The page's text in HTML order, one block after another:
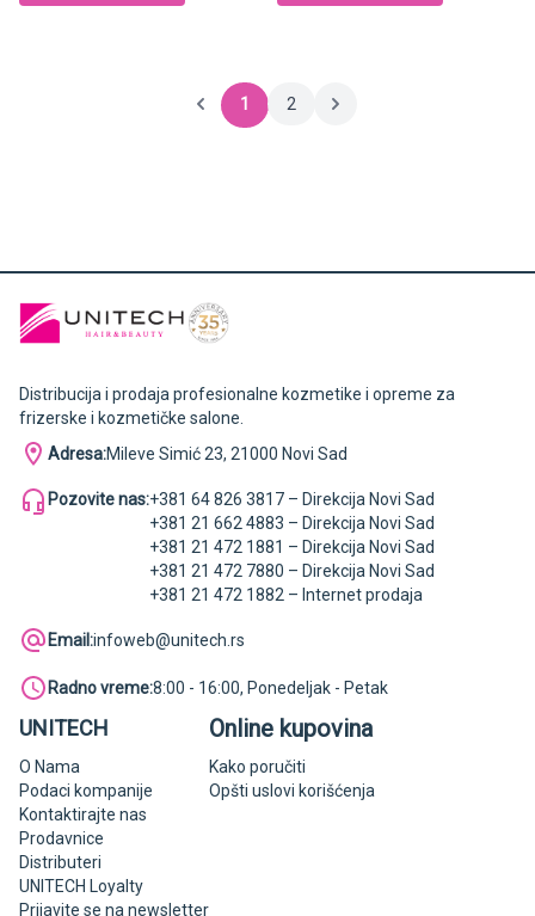
1 2
Distribucija i prodaja profesionalne kozmetike i opreme za
frizerske i kozmetičke salone.
Adresa:Mileve Simić 23, 21000 Novi Sad
Pozovite nas:+381 64 826 3817 – Direkcija Novi Sad
+381 21 662 4883 – Direkcija Novi Sad
+381 21 472 1881 – Direkcija Novi Sad
+381 21 472 7880 – Direkcija Novi Sad
+381 21 472 1882 – Internet prodaja
Email:infoweb@unitech.rs
Radno vreme:8:00 - 16:00, Ponedeljak - Petak
UNITECH
O Nama
Podaci kompanije
Kontaktirajte nas
Prodavnice
Distributeri
UNITECH Loyalty
Prijavite se na newsletter
Online kupovina
Kako poručiti
Opšti uslovi korišćenja